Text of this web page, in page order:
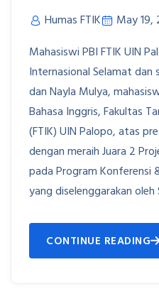
Humas FTIK May 19,
Mahasiswi PBI FTIK UIN
Internasional Selamat dan
dan Nayla Mulya,
Bahasa Inggris, Fakultas
(FTIK) UIN Palopo, atas
dengan meraih Juara 2
pada Program Konferensi
yang diselenggarakan
CONTINUE READING